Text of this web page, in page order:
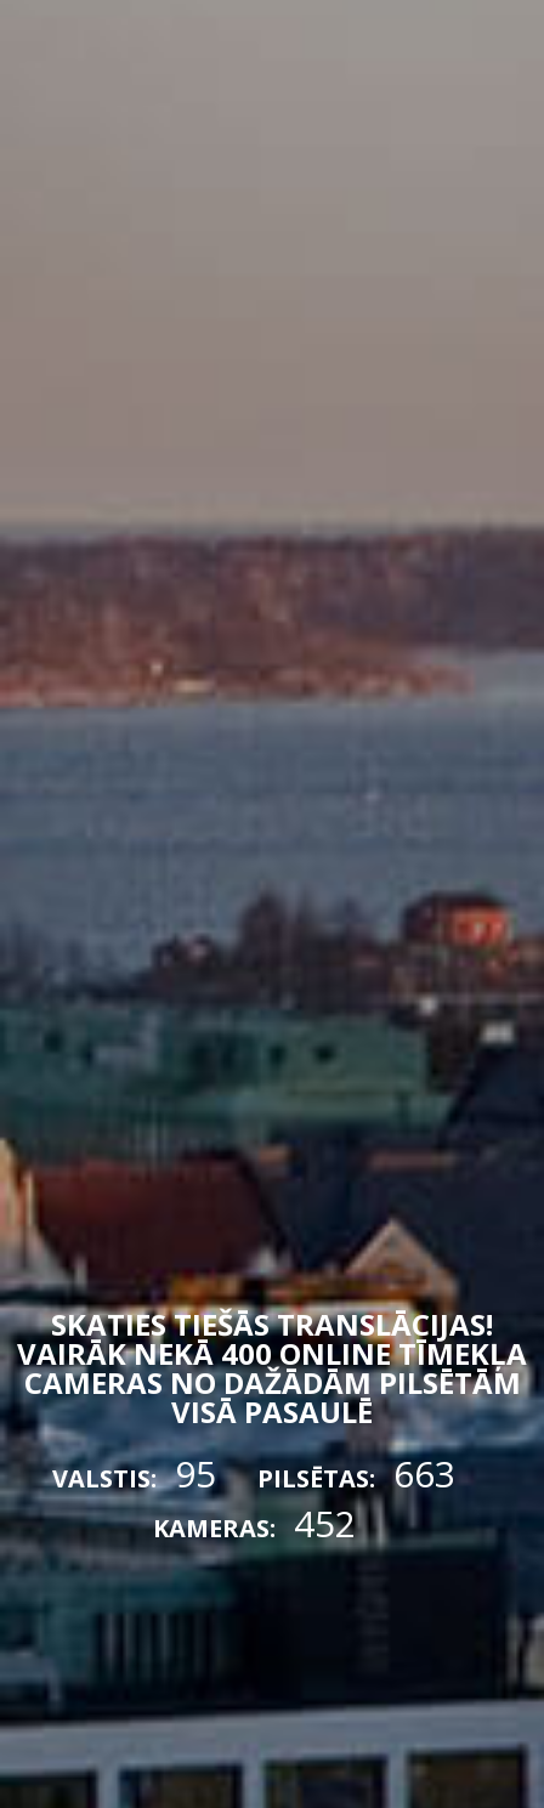
SKATIES TIEŠĀS TRANSLĀCIJAS!
VAIRĀK NEKĀ 400 ONLINE TĪMEKĻA
CAMERAS NO DAŽĀDĀM PILSĒTĀM
VISĀ PASAULĒ
VALSTIS: 95 PILSĒTAS: 663
KAMERAS: 452